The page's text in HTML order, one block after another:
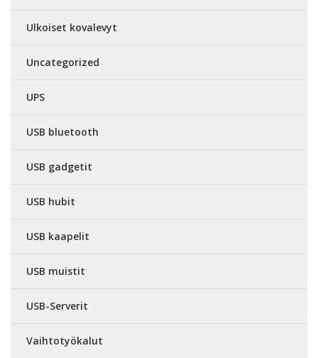
Ulkoiset kovalevyt
Uncategorized
UPS
USB bluetooth
USB gadgetit
USB hubit
USB kaapelit
USB muistit
USB-Serverit
Vaihtotyökalut